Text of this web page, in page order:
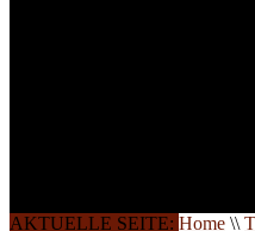
AKTUELLE SEITE: Home \\